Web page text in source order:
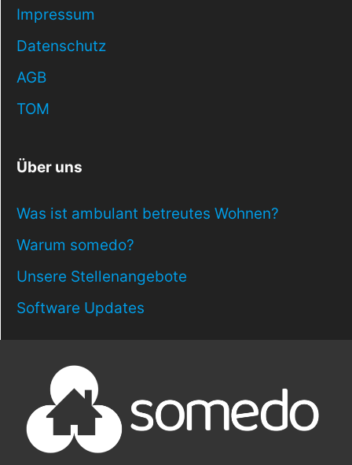
Impressum
Datenschutz
AGB
TOM
Über uns
Was ist ambulant betreutes Wohnen?
Warum somedo?
Unsere Stellenangebote
Software Updates